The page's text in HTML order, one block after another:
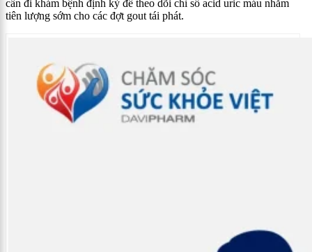
cần đi khám bệnh định kỳ để theo dõi chỉ số acid uric máu nhằm
tiên lượng sớm cho các đợt gout tái phát.